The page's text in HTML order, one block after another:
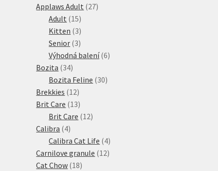
Applaws Adult 2727
Adult 1515
produktů
Kitten 33
produkty
Senior 33
produkty
Výhodná balení 66
Bozita 3434
produktů
Bozita Feline 3030
Brekkies 1212
produktů
Brit Care 1313
produktů
Brit Care 1212
Calibra 44
produkty
Calibra Cat Life 44
produkty
Carnilove granule 1212
Cat Chow 1818